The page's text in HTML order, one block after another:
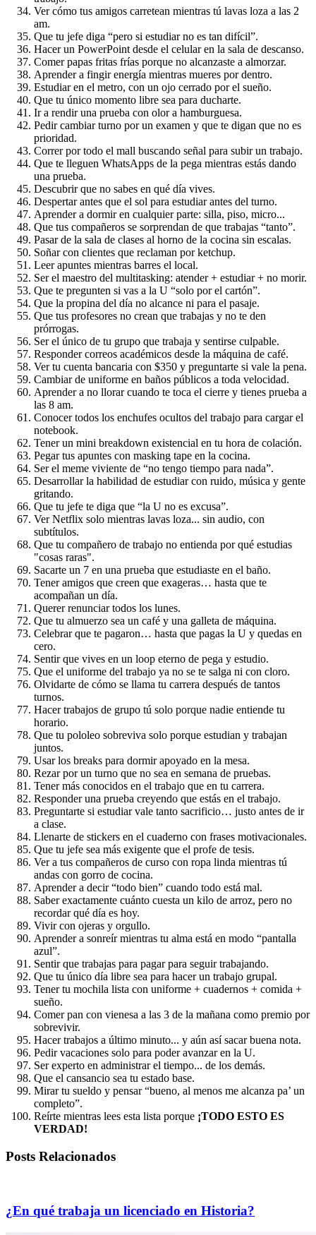
Ver cómo tus amigos carretean mientras tú lavas loza a las 2
am.
Que tu jefe diga “pero si estudiar no es tan difícil”.
Hacer un PowerPoint desde el celular en la sala de descanso.
Comer papas fritas frías porque no alcanzaste a almorzar.
Aprender a fingir energía mientras mueres por dentro.
Estudiar en el metro, con un ojo cerrado por el sueño.
Que tu único momento libre sea para ducharte.
Ir a rendir una prueba con olor a hamburguesa.
Pedir cambiar turno por un examen y que te digan que no es
prioridad.
Correr por todo el mall buscando señal para subir un trabajo.
Que te lleguen WhatsApps de la pega mientras estás dando
una prueba.
Descubrir que no sabes en qué día vives.
Despertar antes que el sol para estudiar antes del turno.
Aprender a dormir en cualquier parte: silla, piso, micro...
Que tus compañeros se sorprendan de que trabajas “tanto”.
Pasar de la sala de clases al horno de la cocina sin escalas.
Soñar con clientes que reclaman por ketchup.
Leer apuntes mientras barres el local.
Ser el maestro del multitasking: atender + estudiar + no morir.
Que te pregunten si vas a la U “solo por el cartón”.
Que la propina del día no alcance ni para el pasaje.
Que tus profesores no crean que trabajas y no te den
prórrogas.
Ser el único de tu grupo que trabaja y sentirse culpable.
Responder correos académicos desde la máquina de café.
Ver tu cuenta bancaria con $350 y preguntarte si vale la pena.
Cambiar de uniforme en baños públicos a toda velocidad.
Aprender a no llorar cuando te toca el cierre y tienes prueba a
las 8 am.
Conocer todos los enchufes ocultos del trabajo para cargar el
notebook.
Tener un mini breakdown existencial en tu hora de colación.
Pegar tus apuntes con masking tape en la cocina.
Ser el meme viviente de “no tengo tiempo para nada”.
Desarrollar la habilidad de estudiar con ruido, música y gente
gritando.
Que tu jefe te diga que “la U no es excusa”.
Ver Netflix solo mientras lavas loza... sin audio, con
subtítulos.
Que tu compañero de trabajo no entienda por qué estudias
"cosas raras".
Sacarte un 7 en una prueba que estudiaste en el baño.
Tener amigos que creen que exageras… hasta que te
acompañan un día.
Querer renunciar todos los lunes.
Que tu almuerzo sea un café y una galleta de máquina.
Celebrar que te pagaron… hasta que pagas la U y quedas en
cero.
Sentir que vives en un loop eterno de pega y estudio.
Que el uniforme del trabajo ya no se te salga ni con cloro.
Olvidarte de cómo se llama tu carrera después de tantos
turnos.
Hacer trabajos de grupo tú solo porque nadie entiende tu
horario.
Que tu pololeo sobreviva solo porque estudian y trabajan
juntos.
Usar los breaks para dormir apoyado en la mesa.
Rezar por un turno que no sea en semana de pruebas.
Tener más conocidos en el trabajo que en tu carrera.
Responder una prueba creyendo que estás en el trabajo.
Preguntarte si estudiar vale tanto sacrificio… justo antes de ir
a clase.
Llenarte de stickers en el cuaderno con frases motivacionales.
Que tu jefe sea más exigente que el profe de tesis.
Ver a tus compañeros de curso con ropa linda mientras tú
andas con gorro de cocina.
Aprender a decir “todo bien” cuando todo está mal.
Saber exactamente cuánto cuesta un kilo de arroz, pero no
recordar qué día es hoy.
Vivir con ojeras y orgullo.
Aprender a sonreír mientras tu alma está en modo “pantalla
azul”.
Sentir que trabajas para pagar para seguir trabajando.
Que tu único día libre sea para hacer un trabajo grupal.
Tener tu mochila lista con uniforme + cuadernos + comida +
sueño.
Comer pan con vienesa a las 3 de la mañana como premio por
sobrevivir.
Hacer trabajos a último minuto... y aún así sacar buena nota.
Pedir vacaciones solo para poder avanzar en la U.
Ser experto en administrar el tiempo... de los demás.
Que el cansancio sea tu estado base.
Mirar tu sueldo y pensar “bueno, al menos me alcanza pa’ un
completo”.
Reírte mientras lees esta lista porque ¡TODO ESTO ES
VERDAD!
Posts Relacionados
¿En qué trabaja un licenciado en Historia?